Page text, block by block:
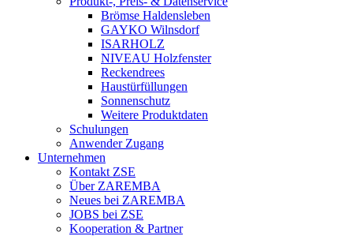
Brömse Haldensleben
GAYKO Wilnsdorf
ISARHOLZ
NIVEAU Holzfenster
Reckendrees
Haustürfüllungen
Sonnenschutz
Weitere Produktdaten
Schulungen
Anwender Zugang
Unternehmen
Kontakt ZSE
Über ZAREMBA
Neues bei ZAREMBA
JOBS bei ZSE
Kooperation & Partner